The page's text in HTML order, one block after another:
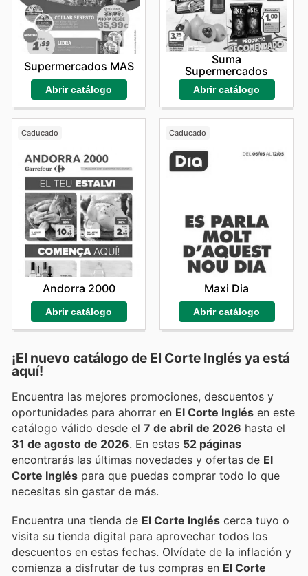
Supermercados MAS
Abrir catálogo
Suma
Supermercados
Abrir catálogo
Caducado
Andorra 2000
Abrir catálogo
Caducado
Maxi Dia
Abrir catálogo
¡El nuevo catálogo de El Corte Inglés ya está
aquí!
Encuentra las mejores promociones, descuentos y
oportunidades para ahorrar en El Corte Inglés en este
catálogo válido desde el 7 de abril de 2026 hasta el
31 de agosto de 2026 . En estas 52 páginas
encontrarás las últimas novedades y ofertas de El
Corte Inglés para que puedas comprar todo lo que
necesitas sin gastar de más.
Encuentra una tienda de El Corte Inglés cerca tuyo o
visita su tienda digital para aprovechar todos los
descuentos en estas fechas. Olvídate de la inflación y
comienza a disfrutar de tus compras en El Corte